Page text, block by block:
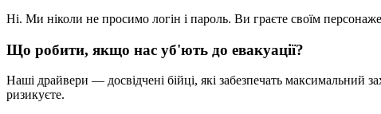
Ні. Ми ніколи не просимо логін і пароль. Ви граєте своїм
Що робити, якщо нас уб'ють до евакуації?
Наші драйвери — досвідчені бійці, які забезпечать
ризикуєте.